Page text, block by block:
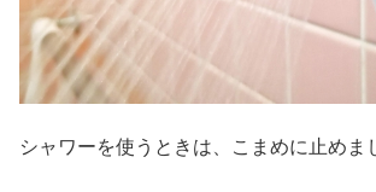
シャワーを使うときは、こまめに止めま